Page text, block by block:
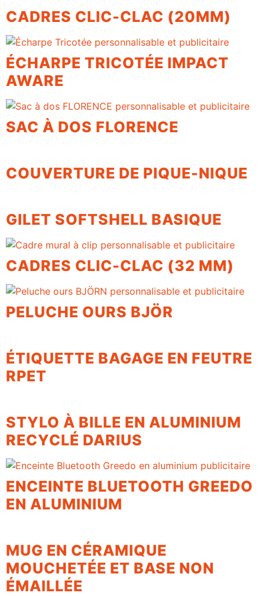
CADRES CLIC-CLAC (20MM)
ÉCHARPE TRICOTÉE IMPACT
AWARE
SAC À DOS FLORENCE
COUVERTURE DE PIQUE-NIQUE
GILET SOFTSHELL BASIQUE
CADRES CLIC-CLAC (32 MM)
PELUCHE OURS BJÖR
ÉTIQUETTE BAGAGE EN FEUTRE
RPET
STYLO À BILLE EN ALUMINIUM
RECYCLÉ DARIUS
ENCEINTE BLUETOOTH GREEDO
EN ALUMINIUM
MUG EN CÉRAMIQUE
MOUCHETÉE ET BASE NON
ÉMAILLÉE